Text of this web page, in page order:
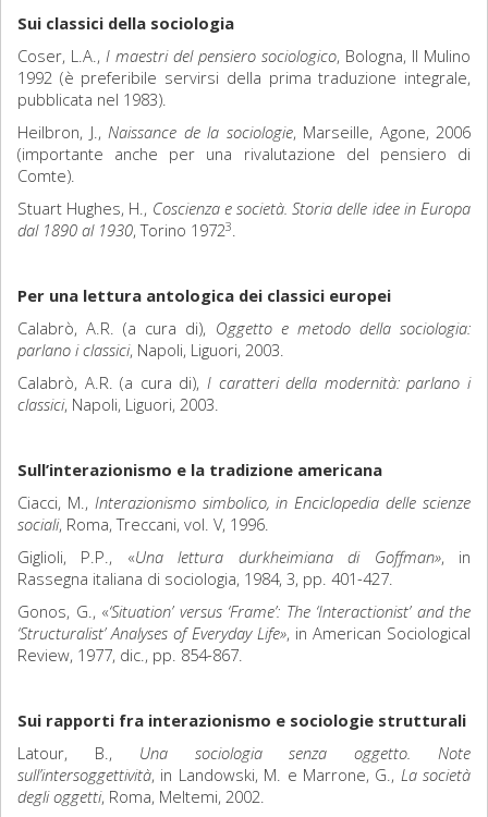
Sui classici della sociologia
Coser, L.A., I maestri del pensiero sociologico, Bologna, Il Mulino
1992 (è preferibile servirsi della prima traduzione integrale,
pubblicata nel 1983).
Heilbron, J., Naissance de la sociologie, Marseille, Agone, 2006
(importante anche per una rivalutazione del pensiero di
Comte).
Stuart Hughes, H., Coscienza e società. Storia delle idee in Europa
dal 1890 al 1930, Torino 19723.
Per una lettura antologica dei classici europei
Calabrò, A.R. (a cura di), Oggetto e metodo della sociologia:
parlano i classici, Napoli, Liguori, 2003.
Calabrò, A.R. (a cura di), I caratteri della modernità: parlano i
classici, Napoli, Liguori, 2003.
Sull’interazionismo e la tradizione americana
Ciacci, M., Interazionismo simbolico, in Enciclopedia delle scienze
sociali, Roma, Treccani, vol. V, 1996.
Giglioli, P.P., «Una lettura durkheimiana di Goffman», in
Rassegna italiana di sociologia, 1984, 3, pp. 401-427.
Gonos, G., «‘Situation’ versus ‘Frame’: The ‘Interactionist’ and the
‘Structuralist’ Analyses of Everyday Life», in American Sociological
Review, 1977, dic., pp. 854-867.
Sui rapporti fra interazionismo e sociologie strutturali
Latour, B., Una sociologia senza oggetto. Note
sull’intersoggettività, in Landowski, M. e Marrone, G., La società
degli oggetti, Roma, Meltemi, 2002.